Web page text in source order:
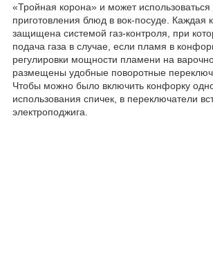
«Тройная корона» и может использоваться
приготовления блюд в вок-посуде. Каждая
защищена системой газ-контроля, при
подача газа в случае, если пламя в
регулировки мощности пламени на
размещены удобные поворотные
Чтобы можно было включить конфорку
использования спичек, в переключатели
электроподжига.